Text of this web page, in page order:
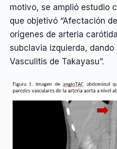
motivo, se amplió estudio
que objetivó “Afectación
orígenes de arteria
subclavia izquierda,
Vasculitis de Takayasu”.